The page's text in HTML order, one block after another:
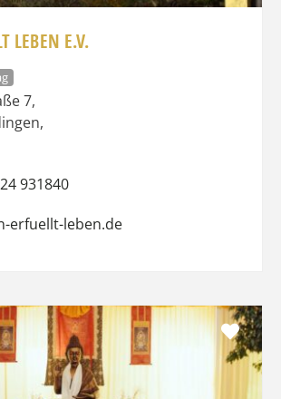
LEBEN E.V.
7,
,
931840
erfuellt-leben.de